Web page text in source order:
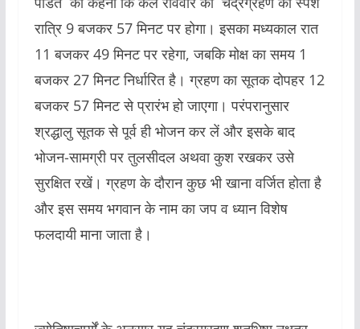
रात्रि 9 बजकर 57 मिनट पर होगा। इसका मध्यकाल रात
11 बजकर 49 मिनट पर रहेगा, जबकि मोक्ष का समय 1
बजकर 27 मिनट निर्धारित है। ग्रहण का सूतक दोपहर 12
बजकर 57 मिनट से प्रारंभ हो जाएगा। परंपरानुसार
श्रद्धालु सूतक से पूर्व ही भोजन कर लें और इसके बाद
भोजन-सामग्री पर तुलसीदल अथवा कुश रखकर उसे
सुरक्षित रखें। ग्रहण के दौरान कुछ भी खाना वर्जित होता है
और इस समय भगवान के नाम का जप व ध्यान विशेष
फलदायी माना जाता है।